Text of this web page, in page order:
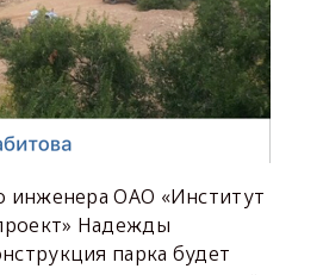
инженера ОАО «Институт
Надежды
парка будет